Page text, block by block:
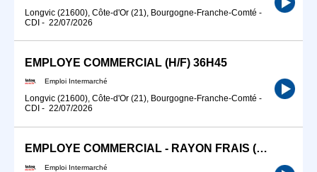
Longvic (21600), Côte-d'Or (21), Bourgogne-Franche-Comté -
CDI - 22/07/2026
EMPLOYE COMMERCIAL (H/F) 36H45
Emploi Intermarché
Longvic (21600), Côte-d'Or (21), Bourgogne-Franche-Comté -
CDI - 22/07/2026
EMPLOYE COMMERCIAL - RAYON FRAIS (H/F)
Emploi Intermarché